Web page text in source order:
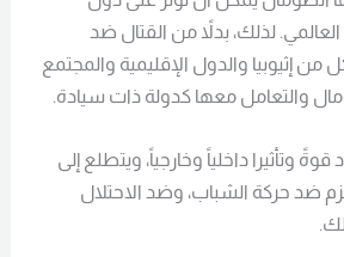
لذلك، بدلاً من القتال ضد
إثيوبيا والدول الإقليمية والمجتمع
والتعامل معها كدولة ذات سيادة.
وتأثيرا داخلياً وخارجياً، ويتطلع إلى
ضد حركة الشباب، وضد الاحتلال